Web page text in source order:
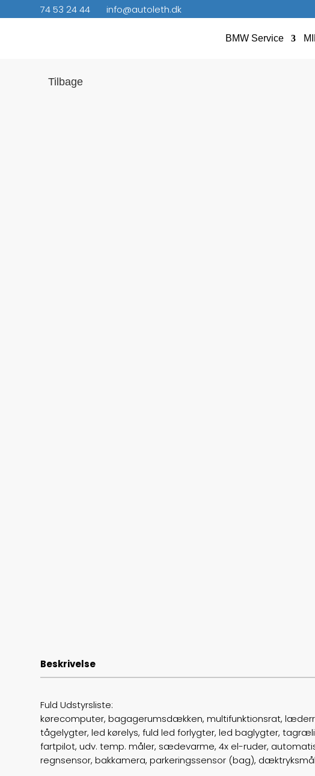
74 53 24 44 info@autoleth.dk
BMW Service
Tilbage
Beskrivelse
Fuld Udstyrsliste:
kørecomputer, bagagerumsdækken, multifunktionsrat,
tågelygter, led kørelys, fuld led forlygter, led baglygter,
fartpilot, udv. temp. måler, sædevarme, 4x el-ruder,
regnsensor, bakkamera, parkeringssensor (bag),